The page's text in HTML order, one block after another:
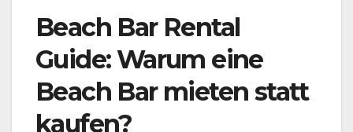
Beach Bar Rental
Guide: Warum eine
Beach Bar mieten statt
kaufen?